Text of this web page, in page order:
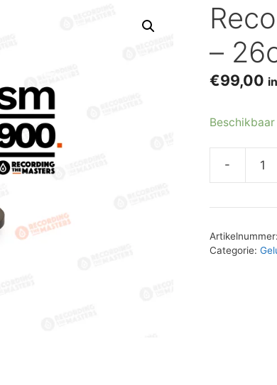
–
€99,00
-
Recording
Masters
–
Artikelnummer:
Categorie: